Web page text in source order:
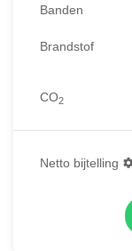
Banden
Brandstof
CO2
Netto bijtelling